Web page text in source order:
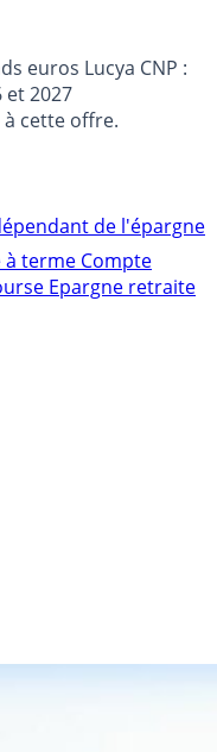
euros Lucya CNP :
et 2027
cette offre.
de l'épargne
à terme Compte
Epargne retraite